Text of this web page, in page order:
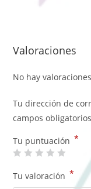
Valoraciones
No hay
Tu dirección de
campos
Tu puntuación *
Tu valoración *